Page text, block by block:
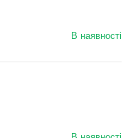
В наявності